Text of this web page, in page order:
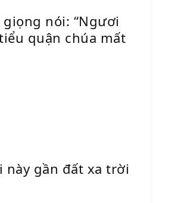
nói: “Ngươi
quận chúa mất
này gần đất xa trời